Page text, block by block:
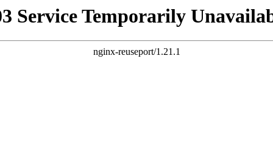
Service Temporarily
nginx-reuseport/1.21.1